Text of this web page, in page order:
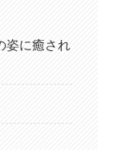
姿に癒され